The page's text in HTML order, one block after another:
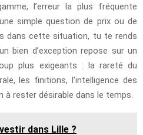
l’erreur la plus fréquente
simple question de prix ou de
dans cette situation, tu te rends
bien d’exception repose sur un
plus exigeants : la rareté du
les finitions, l’intelligence des
à rester désirable dans le temps.
dans Lille ?